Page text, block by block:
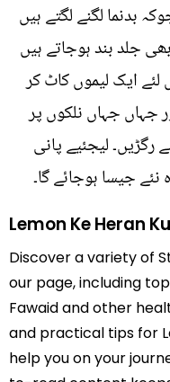
بدنما لگنے لگتے ہیں
جلد بند ہوجاتے ہیں
ایک لیموں کاٹ کر
جہاں جہاں نلکوں پر
رگڑیں۔ لیجئیے پانی
نئے جیسا ہوجائے گا۔
Lemon Ke Heran
Discover a variety of
our page, including
Fawaid and other
and practical tips for
help you on your